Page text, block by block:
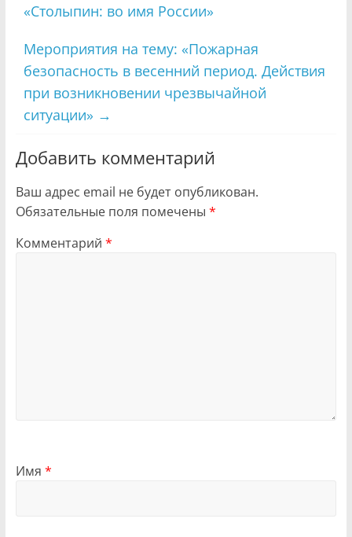
«Столыпин: во имя России»
Мероприятия на тему: «Пожарная
безопасность в весенний период. Действия
при возникновении чрезвычайной
ситуации» →
Добавить комментарий
Ваш адрес email не будет опубликован.
Обязательные поля помечены *
Комментарий *
Имя *